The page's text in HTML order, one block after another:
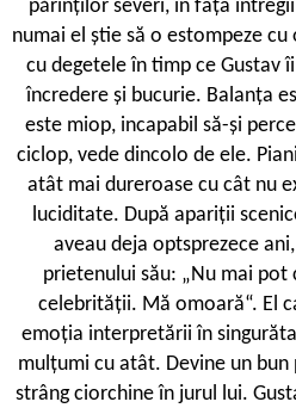
părinților severi, în fața
numai el știe să o estompeze
cu degetele în timp ce Gustav
încredere și bucurie. Balanța
este miop, incapabil să-și
ciclop, vede dincolo de ele.
atât mai dureroase cu cât nu
luciditate. După apariții
aveau deja optsprezece
prietenului său: „Nu mai pot
celebrității. Mă omoară“. El
emoția interpretării în
mulțumi cu atât. Devine un
strâng ciorchine în jurul lui.